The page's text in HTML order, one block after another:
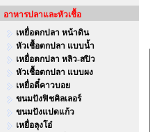
อาหารปลาและหัวเชื้อ
เหยื่อตกปลา หน้าดิน
หัวเชื้อตกปลา แบบน้ำ
เหยื่อตกปลา หลิว-สปิว
หัวเชื้อตกปลา แบบผง
เหยื่อตี๋คาวบอย
ขนมปังฟิชคิลเลอร์
ขนมปังแปดแก้ว
เหยื่อลุงโอ๋